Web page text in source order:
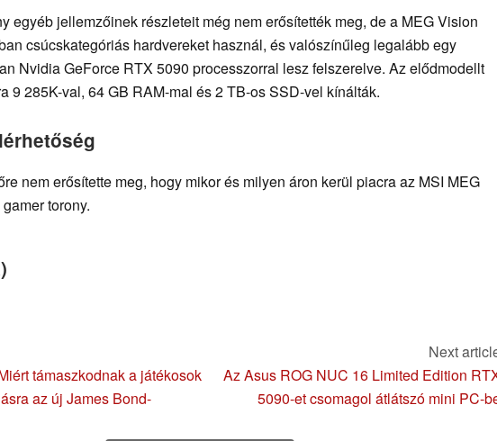
egyéb jellemzőinek részleteit még nem erősítették meg, de a MEG Vision
csúcskategóriás hardvereket használ, és valószínűleg legalább egy
Nvidia GeForce RTX 5090 processzorral lesz felszerelve. Az elődmodellt
9 285K-val, 64 GB RAM-mal és 2 TB-os SSD-vel kínálták.
nem erősítette meg, hogy mikor és milyen áron kerül piacra az MSI MEG
torony.
támaszkodnak a játékosok
az új James Bond-
Next
Az Asus ROG NUC 16 Limited Edition
5090-et csomagol átlátszó mini PC-